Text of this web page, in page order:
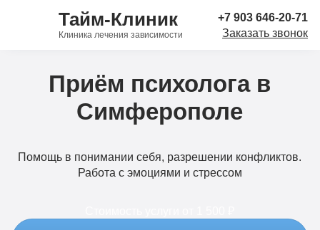
Тайм-Клиник
Клиника лечения зависимости
+7 903 646-20-71
Заказать звонок
Приём психолога в
Симферополе
Помощь в понимании себя, разрешении конфликтов.
Работа с эмоциями и стрессом